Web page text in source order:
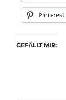
Pinterest
GEFÄLLT MIR: